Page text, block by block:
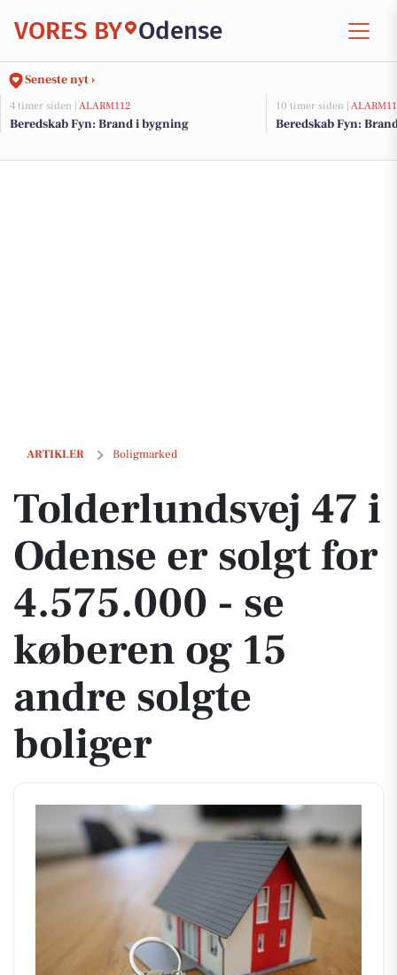
VORES BY Odense
Seneste nyt ›
4 timer siden | ALARM112
Beredskab Fyn: Brand i bygning
10 timer siden |
Beredskab Fyn:
ARTIKLER Boligmarked
Tolderlundsvej 47 i Odense er solgt for 4.575.000 - se køberen og
Tolderlundsvej 47 i
Odense er solgt for
4.575.000 - se
køberen og 15
andre solgte
boliger